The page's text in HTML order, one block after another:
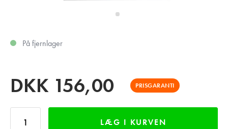
På fjernlager
DKK 156,00 PRISGARANTI
LÆG I KURVEN